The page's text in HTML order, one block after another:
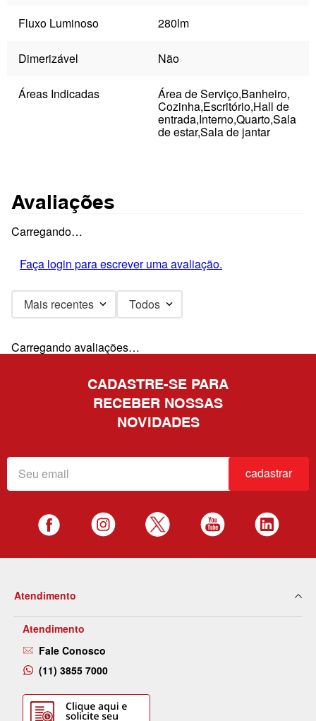
Fluxo Luminoso 280lm
Dimerizável Não
Áreas Indicadas Área de Serviço,Banheiro,
Cozinha,Escritório,Hall de
entrada,Interno,Quarto,Sala
de estar,Sala de jantar
Avaliações
Carregando…
Faça login para escrever uma avaliação.
Mais recentes Todos
Carregando avaliações…
CADASTRE-SE PARA
RECEBER NOSSAS
NOVIDADES
cadastrar
Atendimento
Atendimento
Fale Conosco
(11) 3855 7000